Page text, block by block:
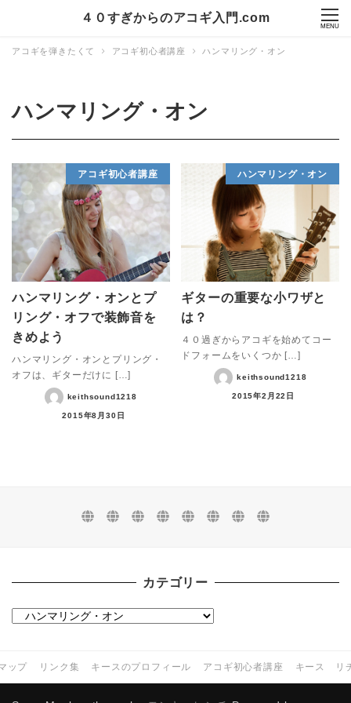
４０すぎからのアコギ入門.com
MENU
アコギを弾きたくて アコギ初心者講座 ハンマリング・オン
ハンマリング・オン
アコギ初心者講座
ハンマリング・オンとプ
リング・オフで装飾音を
きめよう
ハンマリング・オンとプリング・
オフは、ギターだけに […]
keithsound1218
2015年8月30日
ハンマリング・オン
ギターの重要な小ワザと
は？
４０過ぎからアコギを始めてコー
ドフォームをいくつか […]
keithsound1218
2015年2月22日
カテゴリー
ップ リンク集 キースのプロフィール アコギ初心者講座 キース リ